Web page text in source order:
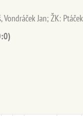
Jan; ŽK:
(0:0)